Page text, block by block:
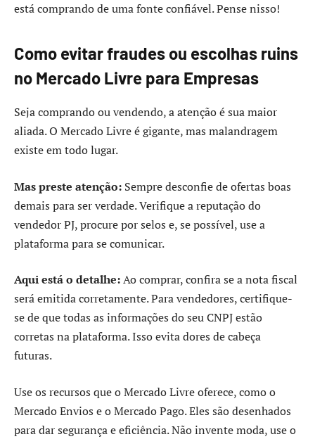
está comprando de uma fonte confiável. Pense nisso!
Como evitar fraudes ou escolhas ruins
no Mercado Livre para Empresas
Seja comprando ou vendendo, a atenção é sua maior
aliada. O Mercado Livre é gigante, mas malandragem
existe em todo lugar.
Mas preste atenção: Sempre desconfie de ofertas boas
demais para ser verdade. Verifique a reputação do
vendedor PJ, procure por selos e, se possível, use a
plataforma para se comunicar.
Aqui está o detalhe:Ao comprar, confira se a nota fiscal
será emitida corretamente. Para vendedores, certifique-
se de que todas as informações do seu CNPJ estão
corretas na plataforma. Isso evita dores de cabeça
futuras.
Use os recursos que o Mercado Livre oferece, como o
Mercado Envios e o Mercado Pago. Eles são desenhados
para dar segurança e eficiência. Não invente moda, use o